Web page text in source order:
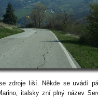
zdroje liší. Někde se uvádí
italsky zní plný název